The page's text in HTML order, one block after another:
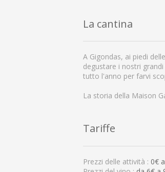
La cantina
A Gigondas, ai piedi
degustare i nostri
tutto l'anno per farvi
La storia della Maison
Tariffe
Prezzi delle attività : 0€ a